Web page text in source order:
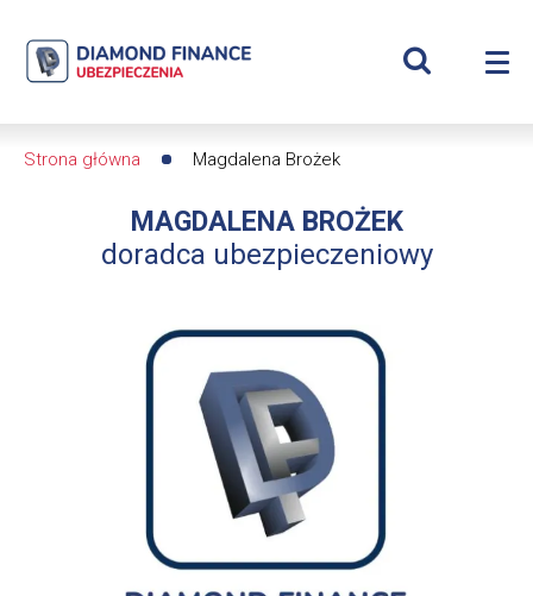
Magdalena
Diamond
Finance
Wyświetl
nawigacyjna
Strona główna Magdalena Brożek
MAGDALENA BROŻEK
doradca ubezpieczeniowy